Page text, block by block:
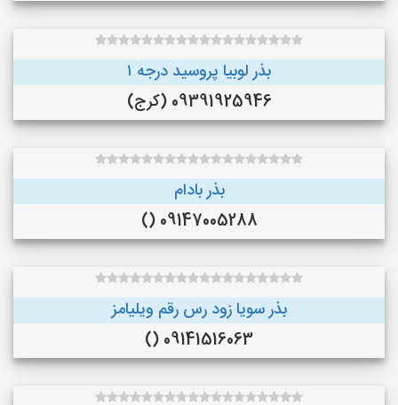
بذر لوبیا پروسید درجه ۱
09391925946 (کرج)
بذر بادام
09147005288 ()
بذر سویا زود رس رقم ویلیامز
09141516063 ()